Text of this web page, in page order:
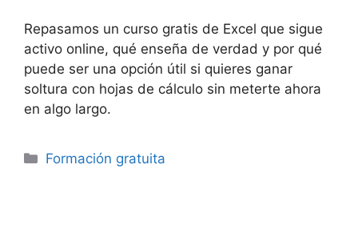
Repasamos un curso gratis de Excel que sigue
activo online, qué enseña de verdad y por qué
puede ser una opción útil si quieres ganar
soltura con hojas de cálculo sin meterte ahora
en algo largo.
Categorías
Formación gratuita